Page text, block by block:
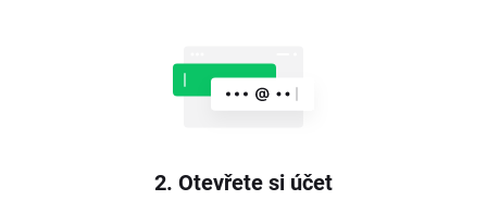
2. Otevřete si účet